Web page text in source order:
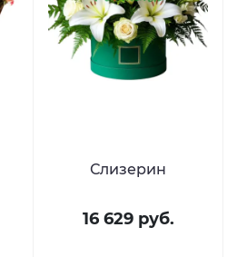
Слизерин
16 629 руб.